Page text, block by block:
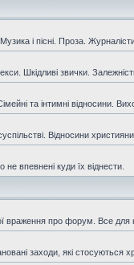
і пісні. Проза.
Шкідливі звички.
та інтимні відносини.
Відносини
впевнені куди їх віднести.
враження про форум. Все для
заходи, які стосуються